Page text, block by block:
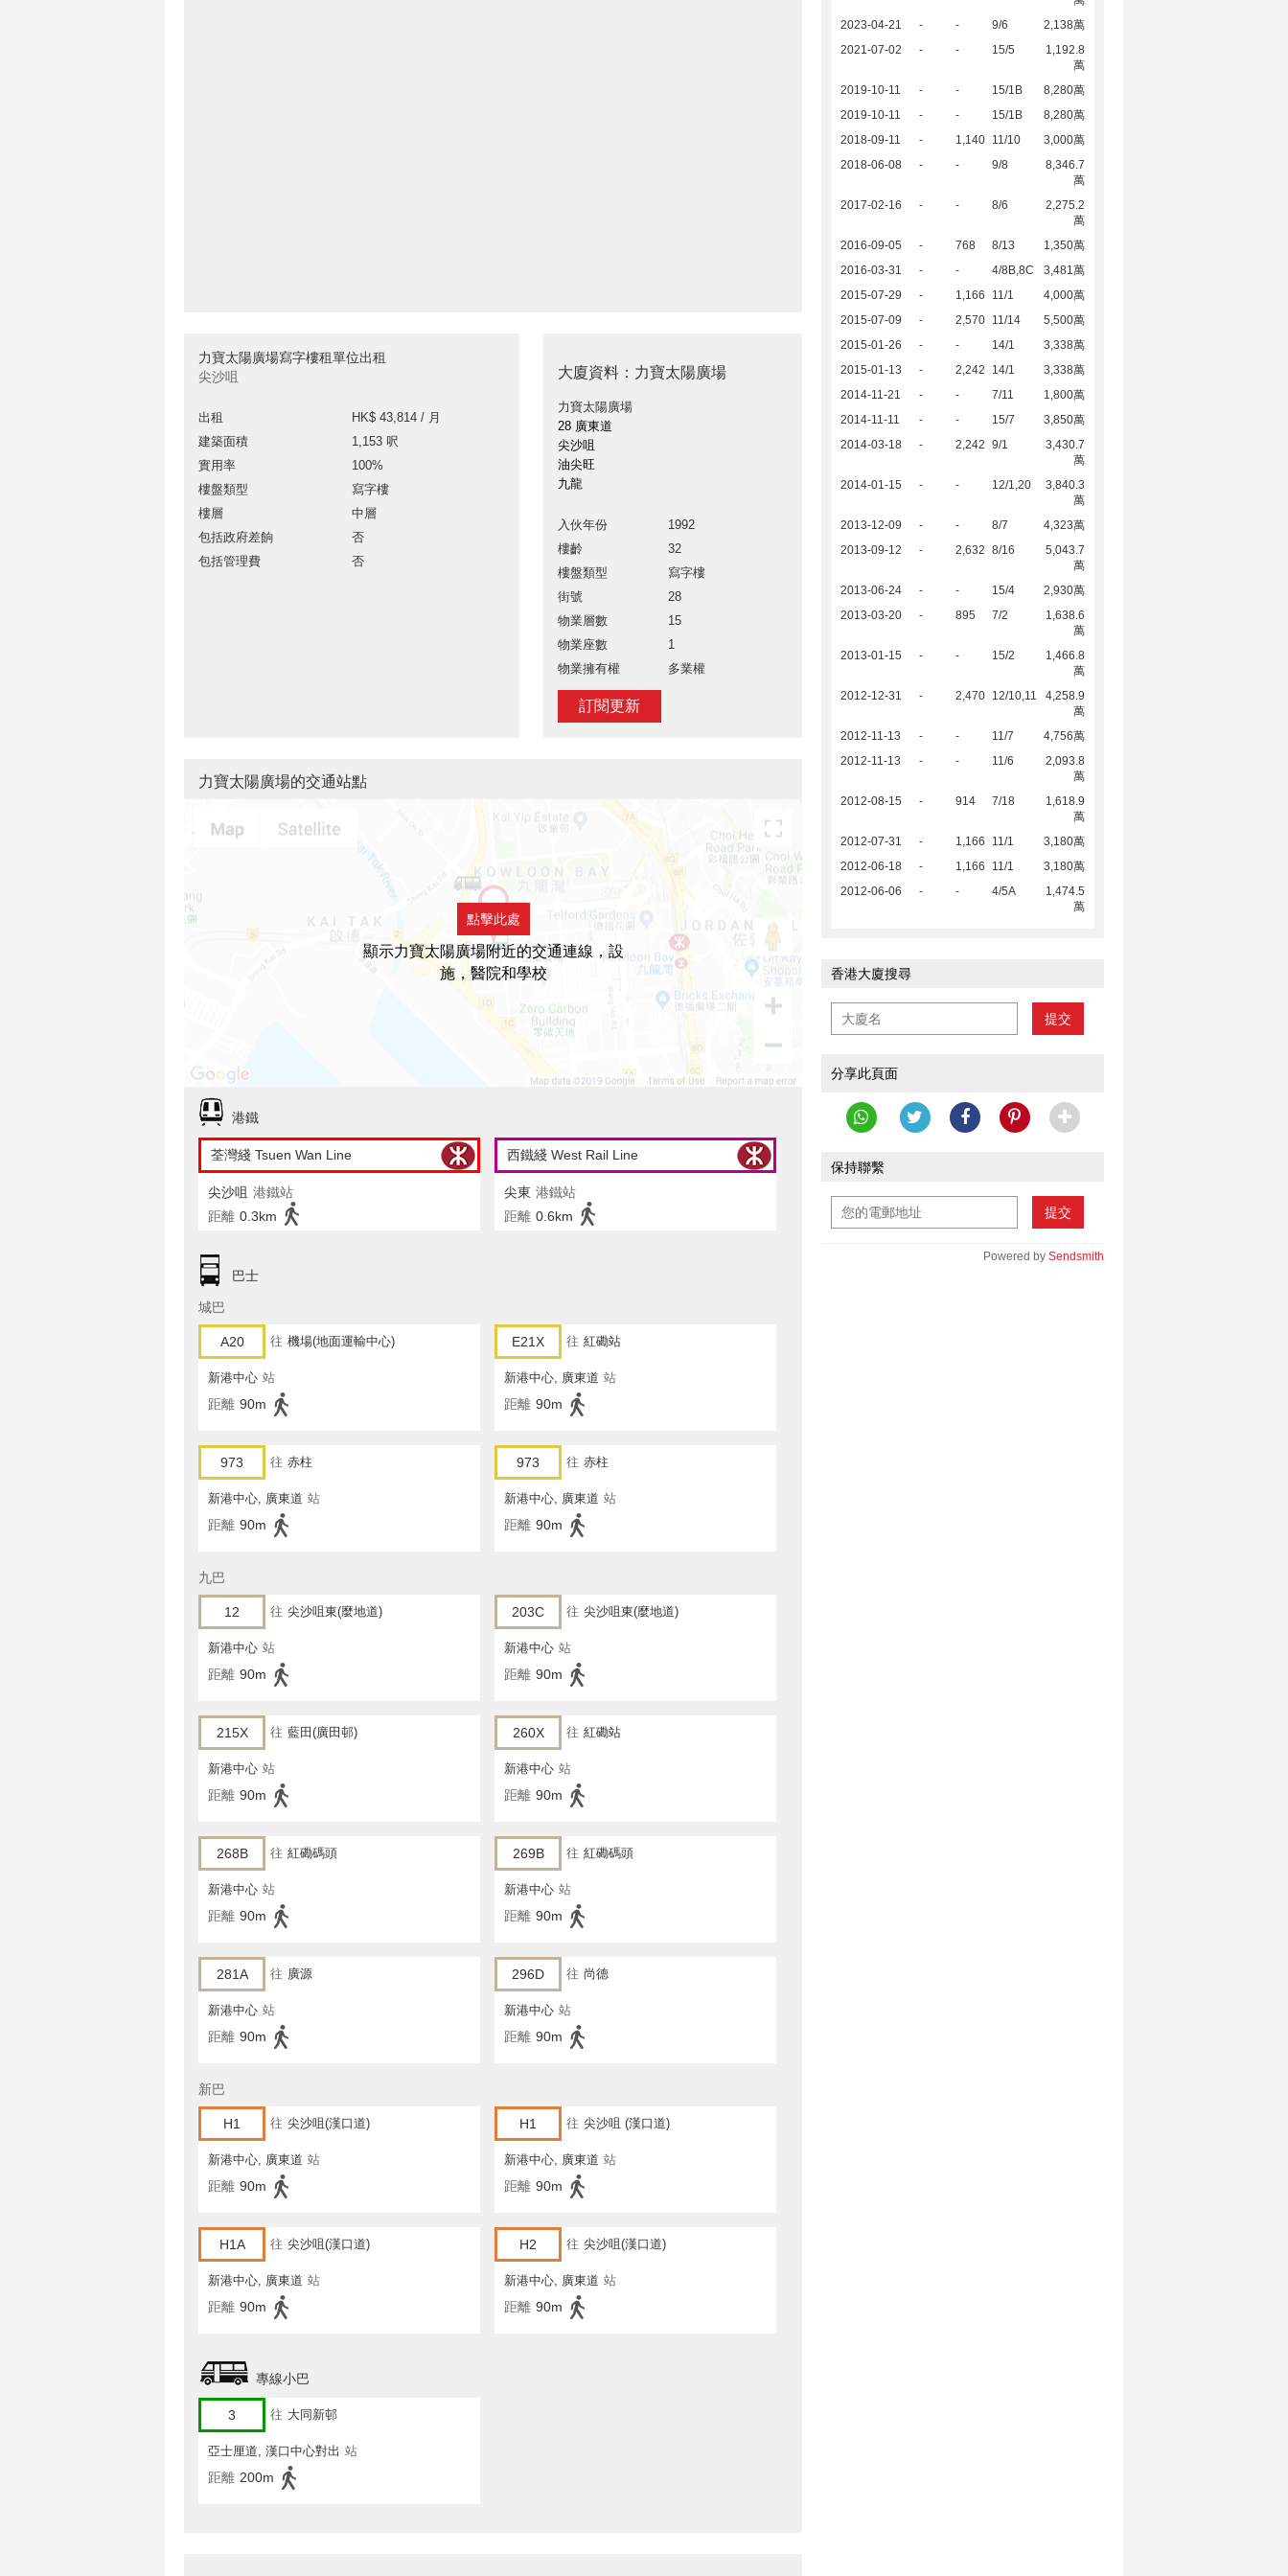
力寶太陽廣場寫字樓租單位出租
尖沙咀
出租
HK$ 43,814 / 月
建築面積
1,153 呎
實用率
100%
樓盤類型
寫字樓
樓層
中層
包括政府差餉
否
包括管理費
否
大廈資料：力寶太陽廣場
力寶太陽廣場
28 廣東道
尖沙咀
油尖旺
九龍
入伙年份
1992
樓齡
32
樓盤類型
寫字樓
街號
28
物業層數
15
物業座數
1
物業擁有權
多業權
訂閱更新
2023-04-21
- - 9/6
2,138萬
2021-07-02
- - 15/5
1,192.8
萬
2019-10-11
- - 15/1B
8,280萬
2019-10-11
- - 15/1B
8,280萬
2018-09-11
- 1,140 11/10
3,000萬
2018-06-08
- - 9/8
8,346.7
萬
2017-02-16
- - 8/6
2,275.2
萬
2016-09-05
- 768 8/13
1,350萬
2016-03-31
- - 4/8B,8C
3,481萬
2015-07-29
- 1,166 11/1
4,000萬
2015-07-09
- 2,570 11/14
5,500萬
2015-01-26
- - 14/1
3,338萬
2015-01-13
- 2,242 14/1
3,338萬
2014-11-21
- - 7/11
1,800萬
2014-11-11
- - 15/7
3,850萬
2014-03-18
- 2,242 9/1
3,430.7
萬
2014-01-15
- - 12/1,20
3,840.3
萬
2013-12-09
- - 8/7
4,323萬
2013-09-12
- 2,632 8/16
5,043.7
萬
2013-06-24
- - 15/4
2,930萬
2013-03-20
- 895 7/2
1,638.6
萬
2013-01-15
- - 15/2
1,466.8
萬
2012-12-31
- 2,470 12/10,11
4,258.9
萬
2012-11-13
- - 11/7
4,756萬
2012-11-13
- - 11/6
2,093.8
萬
2012-08-15
- 914 7/18
1,618.9
萬
2012-07-31
- 1,166 11/1
3,180萬
2012-06-18
- 1,166 11/1
3,180萬
2012-06-06
- - 4/5A
1,474.5
萬
香港大廈搜尋
提交
分享此頁面
保持聯繫
提交
Powered by Sendsmith
力寶太陽廣場的交通站點
點擊此處
顯示力寶太陽廣場附近的交通連線，設
施，醫院和學校
港鐵
荃灣綫 Tsuen Wan Line
尖沙咀 港鐵站
距離 0.3km
西鐵綫 West Rail Line
尖東 港鐵站
距離 0.6km
巴士
城巴
A20 往 機場(地面運輸中心)
新港中心 站
距離 90m
E21X 往 紅磡站
新港中心, 廣東道 站
距離 90m
973 往 赤柱
新港中心, 廣東道 站
距離 90m
973 往 赤柱
新港中心, 廣東道 站
距離 90m
九巴
12 往 尖沙咀東(麼地道)
新港中心 站
距離 90m
203C 往 尖沙咀東(麼地道)
新港中心 站
距離 90m
215X 往 藍田(廣田邨)
新港中心 站
距離 90m
260X 往 紅磡站
新港中心 站
距離 90m
268B 往 紅磡碼頭
新港中心 站
距離 90m
269B 往 紅磡碼頭
新港中心 站
距離 90m
281A 往 廣源
新港中心 站
距離 90m
296D 往 尚德
新港中心 站
距離 90m
新巴
H1 往 尖沙咀(漢口道)
新港中心, 廣東道 站
距離 90m
H1 往 尖沙咀 (漢口道)
新港中心, 廣東道 站
距離 90m
H1A 往 尖沙咀(漢口道)
新港中心, 廣東道 站
距離 90m
H2 往 尖沙咀(漢口道)
新港中心, 廣東道 站
距離 90m
專線小巴
3 往 大同新邨
亞士厘道, 漢口中心對出 站
距離 200m